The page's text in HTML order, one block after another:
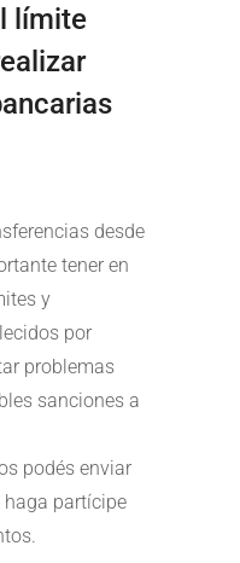
límite
desde
tener en
y
por
problemas
sanciones a
podés enviar
partícipe